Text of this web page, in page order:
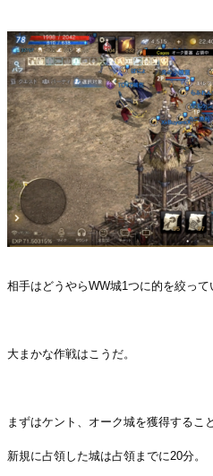
相手はどうやらWW城1つに的を絞って
大まかな作戦はこうだ。
まずはケント、オーク城を獲得するこ
新規に占領した城は占領までに20分。